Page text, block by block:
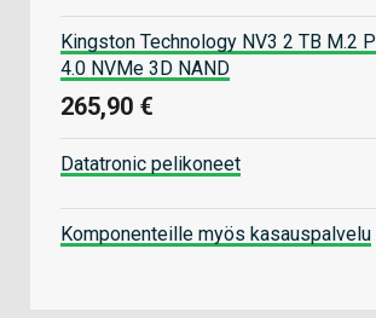
Kingston Technology NV3 2 TB M.2
4.0 NVMe 3D NAND
265,90 €
Datatronic pelikoneet
Komponenteille myös kasauspalvelu